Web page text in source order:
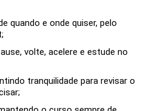
quando e onde quiser, pelo
volte, acelere e estude no
tranquilidade para revisar o